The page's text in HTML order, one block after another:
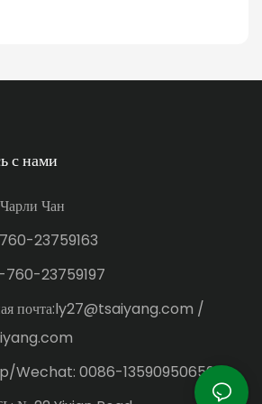
с нами
Чан
23759163
760-23759197
почта:ly27@tsaiyang.com /
Wechat: 0086-13590950659